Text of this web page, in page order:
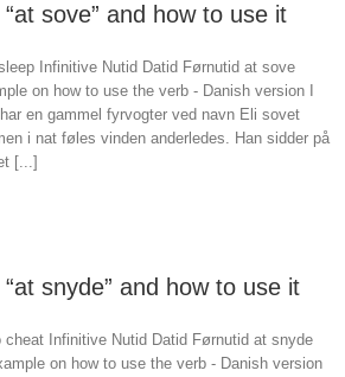
sove” and how to use it
Infinitive Nutid Datid Førnutid at sove
on how to use the verb - Danish version I
en gammel fyrvogter ved navn Eli sovet
i nat føles vinden anderledes. Han sidder på
[...]
snyde” and how to use it
cheat Infinitive Nutid Datid Førnutid at snyde
on how to use the verb - Danish version